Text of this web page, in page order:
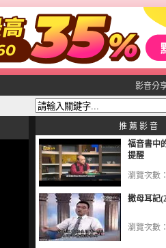
影音分
推 薦 影 音
福音書中
提醒
瀏覽次數
撒母耳記
瀏覽次數